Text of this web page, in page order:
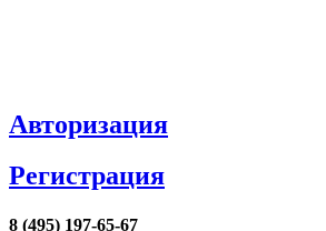
Авторизация
Регистрация
8 (495) 197-65-67